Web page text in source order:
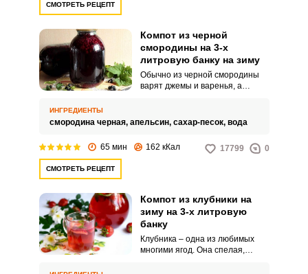
СМОТРЕТЬ РЕЦЕПТ
Компот из черной
смородины на 3-х
литровую банку на зиму
Обычно из черной смородины
варят джемы и варенья, а
вниманием кулинаров, так как
получаются в меру кисленькие и
очень ароматные.
ИНГРЕДИЕНТЫ
смородина черная, апельсин, сахар-песок, вода
65 мин 162 кКал 17799 0
СМОТРЕТЬ РЕЦЕПТ
Компот из клубники на
зиму на 3-х литровую
банку
Клубника – одна из любимых
многими ягод. Она спелая,